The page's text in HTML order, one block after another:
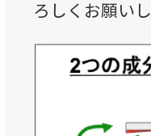
ろしくお願いし